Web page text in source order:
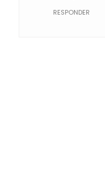
RESPONDER